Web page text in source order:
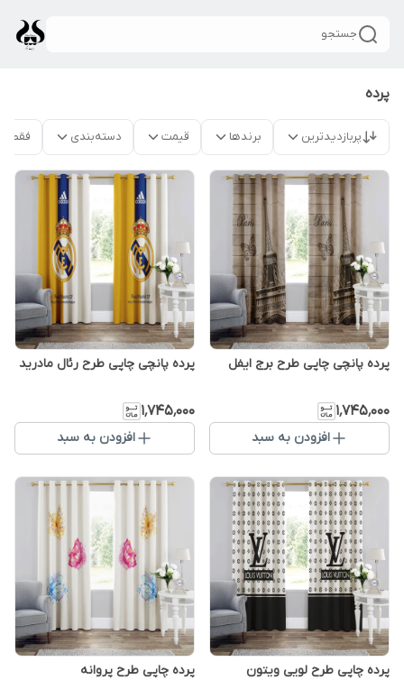
جستجو
پرده
پربازدیدترین برندها قیمت دسته‌بندی فقط
پرده پانچی چاپی طرح برج ایفل
۱٬۷۴۵٬۰۰۰
افزودن به سبد
پرده پانچی چاپی طرح رئال مادرید
۱٬۷۴۵٬۰۰۰
افزودن به سبد
پرده چاپی طرح لویی ویتون
پرده چاپی طرح پروانه